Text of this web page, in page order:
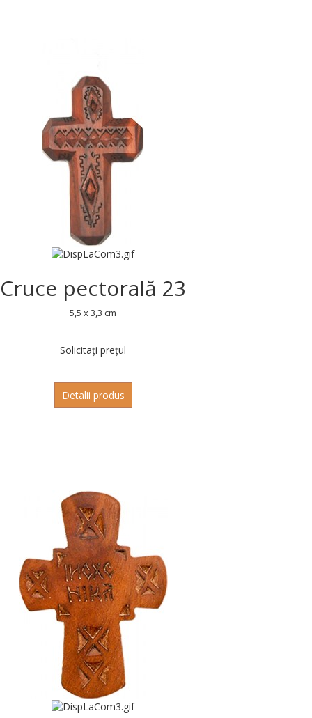
Cruce pectorală 23
5,5 x 3,3 cm
Solicitați prețul
Detalii produs